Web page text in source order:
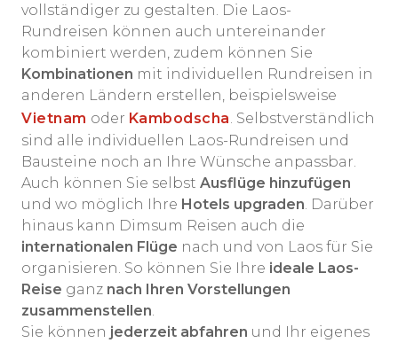
vollständiger zu gestalten. Die Laos-
Rundreisen können auch untereinander
kombiniert werden, zudem können Sie
Kombinationen mit individuellen Rundreisen in
anderen Ländern erstellen, beispielsweise
Vietnam oder Kambodscha . Selbstverständlich
sind alle individuellen Laos-Rundreisen und
Bausteine noch an Ihre Wünsche anpassbar.
Auch können Sie selbst Ausflüge hinzufügen
und wo möglich Ihre Hotels upgraden . Darüber
hinaus kann Dimsum Reisen auch die
internationalen Flüge nach und von Laos für Sie
organisieren. So können Sie Ihre ideale Laos-
Reise ganz nach Ihren Vorstellungen
zusammenstellen
Sie können jederzeit abfahren und Ihr eigenes